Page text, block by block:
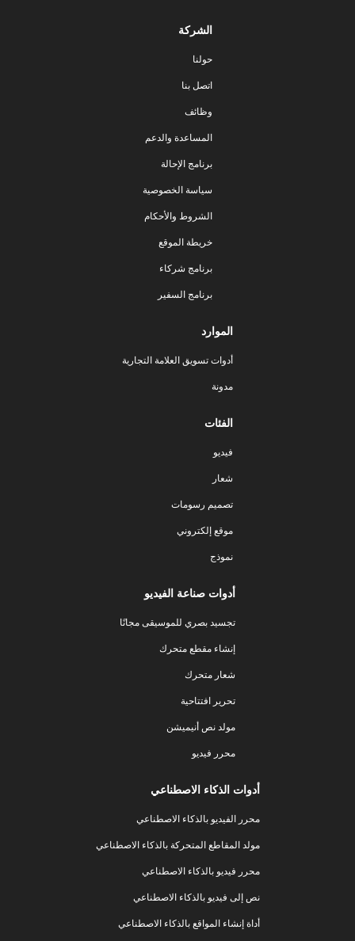
الشركة
حولنا
اتصل بنا
وظائف
المساعدة والدعم
برنامج الإحالة
سياسة الخصوصية
الشروط والأحكام
خريطة الموقع
برنامج شركاء
برنامج السفير
الموارد
أدوات تسويق العلامة التجارية
مدونة
الفئات
فيديو
شعار
تصميم رسومات
موقع إلكتروني
نموذج
أدوات صناعة الفيديو
تجسيد بصري للموسيقى مجانًا
إنشاء مقطع متحرك
شعار متحرك
تحرير افتتاحية
مولد نص أنيميشن
محرر فيديو
أدوات الذكاء الاصطناعي
محرر الفيديو بالذكاء الاصطناعي
مولد المقاطع المتحركة بالذكاء الاصطناعي
محرر فيديو بالذكاء الاصطناعي
نص إلى فيديو بالذكاء الاصطناعي
أداة إنشاء المواقع بالذكاء الاصطناعي